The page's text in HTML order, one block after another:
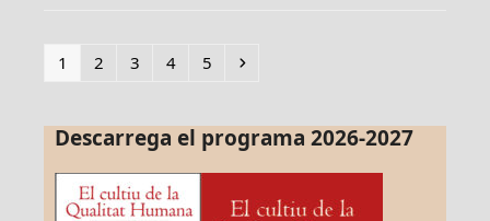
Page
1 Page
2 Page
3 Page
4 Page
5 Next
Descarrega el programa 2026-2027